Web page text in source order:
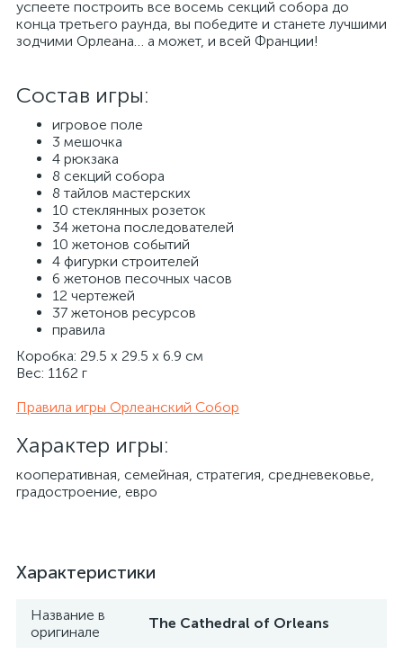
успеете построить все восемь секций собора до
конца третьего раунда, вы победите и станете лучшими
зодчими Орлеана… а может, и всей Франции!
Состав игры:
игровое поле
3 мешочка
4 рюкзака
8 секций собора
8 тайлов мастерских
10 стеклянных розеток
34 жетона последователей
10 жетонов событий
4 фигурки строителей
6 жетонов песочных часов
12 чертежей
37 жетонов ресурсов
правила
Коробка: 29.5 x 29.5 x 6.9 см
Вес: 1162 г
Правила игры Орлеанский Собор
Характер игры:
кооперативная, семейная, стратегия, средневековье,
градостроение, евро
Характеристики
Название в
оригинале
The Cathedral of Orleans